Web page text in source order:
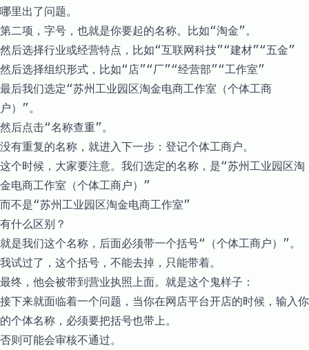
哪里出了问题。
第二项，字号，也就是你要起的名称。比如“淘金”。
然后选择行业或经营特点，比如“互联网科技”“建材”“五金”
然后选择组织形式，比如“店”“厂”“经营部”“工作室”
最后我们选定“苏州工业园区淘金电商工作室（个体工商
户）”。
然后点击“名称查重”。
没有重复的名称，就进入下一步：登记个体工商户。
这个时候，大家要注意。我们选定的名称，是“苏州工业园区淘
金电商工作室（个体工商户）”
而不是“苏州工业园区淘金电商工作室”
有什么区别？
就是我们这个名称，后面必须带一个括号“（个体工商户）”。
我试过了，这个括号，不能去掉，只能带着。
最终，他会被带到营业执照上面。就是这个鬼样子：
接下来就面临着一个问题，当你在网店平台开店的时候，输入你
的个体名称，必须要把括号也带上。
否则可能会审核不通过。